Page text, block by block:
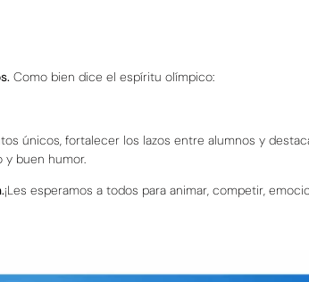
Como bien dice el espíritu olímpico:
únicos, fortalecer los lazos entre alumnos y
y buen humor.
¡Les esperamos a todos para animar, competir,